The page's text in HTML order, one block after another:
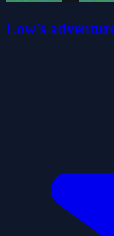
Low's